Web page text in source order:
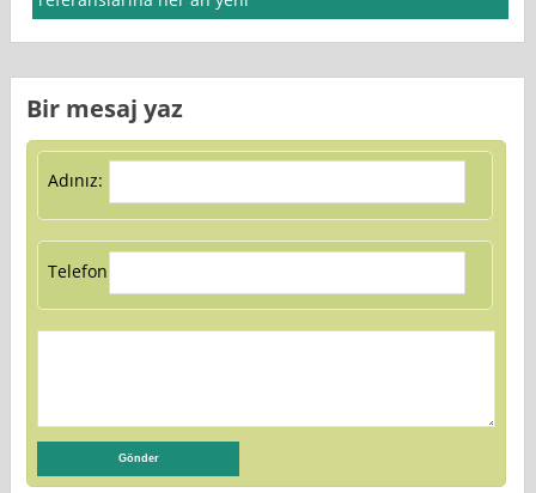
Bir mesaj yaz
Adınız:
Telefon: